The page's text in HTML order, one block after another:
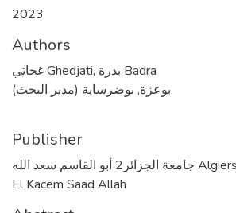
2023
Authors
غجاتي Ghedjati, بدرة Badra
بوعزة, بوضرساية (مدير البحث)
Publisher
جامعة الجزائر2 أبو القاسم سعد الله Algiers2 University Abu
El Kacem Saad Allah